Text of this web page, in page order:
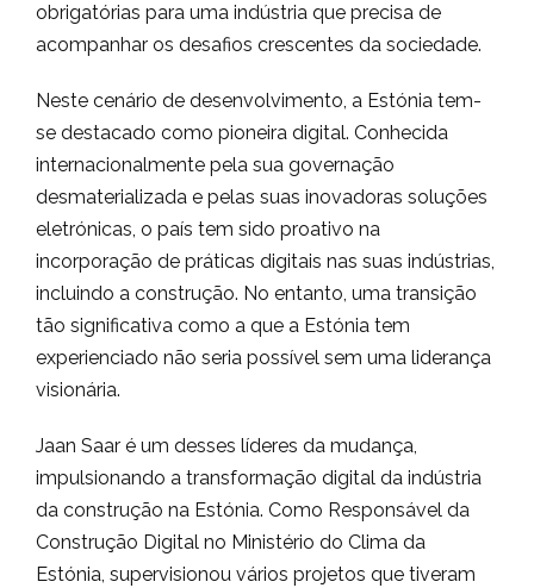
obrigatórias para uma indústria que precisa de
acompanhar os desafios crescentes da sociedade.
Neste cenário de desenvolvimento, a Estónia tem-
se destacado como pioneira digital. Conhecida
internacionalmente pela sua governação
desmaterializada e pelas suas inovadoras soluções
eletrónicas, o país tem sido proativo na
incorporação de práticas digitais nas suas indústrias,
incluindo a construção. No entanto, uma transição
tão significativa como a que a Estónia tem
experienciado não seria possível sem uma liderança
visionária.
Jaan Saar é um desses líderes da mudança,
impulsionando a transformação digital da indústria
da construção na Estónia. Como Responsável da
Construção Digital no Ministério do Clima da
Estónia, supervisionou vários projetos que tiveram